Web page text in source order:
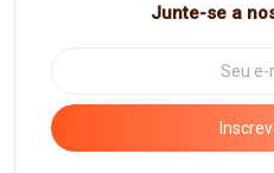
Junte-se a